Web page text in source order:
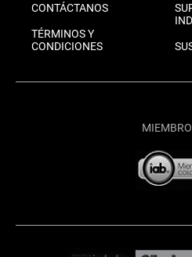
CONTÁCTANOS
TÉRMINOS Y
CONDICIONES